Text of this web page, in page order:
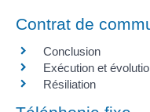
Contrat de
Conclusion
Exécution et
Résiliation